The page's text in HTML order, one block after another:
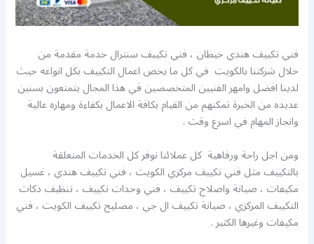
فني تكييف هندي خيطان ، فني تكييف سنترال خدمة مقدمة من
خلال شركتنا بالكويت في كل ما يخص اعمال التكييف بكل انواعه حيث
لدينا افضل وامهر الفنيين المتخصصين في هذا المجال يتمتعون بسنين
عديده من الخبرة تمكنهم من القيام بكافة الاعمال بكفاءة ومهاره عالية
وانجاز المهام في اسرع وقت .
ومن اجل راحة ورفاهية كل عملائنا نوفر كل الخدمات المتعلقة
بالتكييف مثل فني تكييف مركزي الكويت ، فني تكييف هندي ، غسيل
مكيفات ، صيانة واصلاح تكييف ، فني وحدات تكييف ، تنظيف دكات
التكييف المركزي ، صيانة تكييف ال جي ، مصليح تكييف الكويت ، فني
مكيفات وغيرها الكثير .